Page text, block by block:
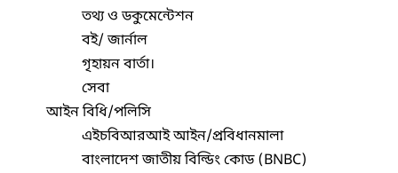
তথ্য ও ডকুমেন্টেশন
বই/ জার্নাল
গৃহায়ন বার্তা।
সেবা
আইন বিধি/পলিসি
এইচবিআরআই আইন/প্রবিধানমালা
বাংলাদেশ জাতীয় বিল্ডিং কোড (BNBC)